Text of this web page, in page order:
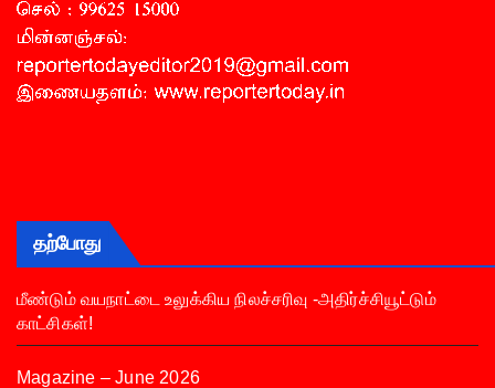
தற்போது
மீண்டும் வயநாட்டை உலுக்கிய நிலச்சரிவு -அதிர்ச்சியூட்டும்
காட்சிகள்!
Magazine – June 2026